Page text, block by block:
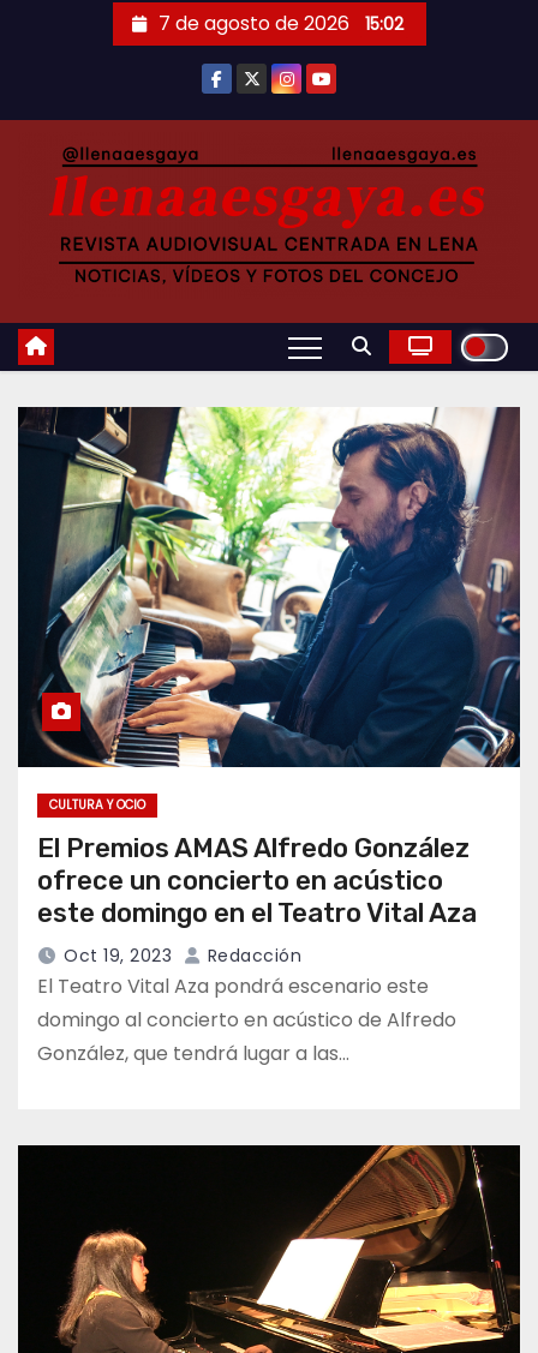
7 de agosto de 2026 15:02
CULTURA Y OCIO
El Premios AMAS Alfredo González
ofrece un concierto en acústico
este domingo en el Teatro Vital Aza
Oct 19, 2023 Redacción
El Teatro Vital Aza pondrá escenario este
domingo al concierto en acústico de Alfredo
González, que tendrá lugar a las…